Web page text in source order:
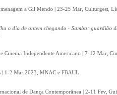
a Gil Mendo | 23-25 Mar, Culturgest,
o dia de ontem chegando - Samba: guardião
Cinema Independente Americano | 7-12 Mar,
| 1-2 Mar 2023, MNAC e FBAUL
de Dança Contemporânea | 2-11 Fev,